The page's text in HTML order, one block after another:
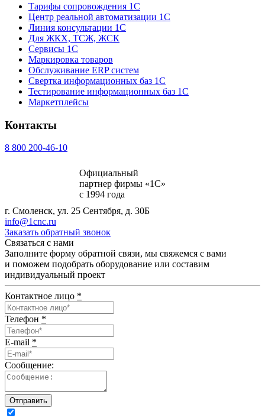
Тарифы сопровождения 1С
Центр реальной автоматизации 1С
Линия консультации 1С
Для ЖКХ, ТСЖ, ЖСК
Сервисы 1С
Маркировка товаров
Обслуживание ERP систем
Свертка информационных баз 1С
Тестирование информационных баз 1С
Маркетплейсы
Контакты
8 800 200-46-10
Официальный
партнер фирмы «1С»
с 1994 года
г. Смоленск, ул. 25 Сентября, д. 30Б
info@1cnc.ru
Заказать обратный звонок
Связаться с нами
Заполните форму обратной связи, мы свяжемся с вами
и поможем подобрать оборудование или составим
индивидуальный проект
Контактное лицо *
Телефон *
E-mail *
Сообщение:
Отправить